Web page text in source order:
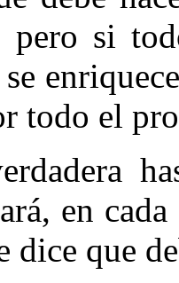
si
todo el
en
dice que